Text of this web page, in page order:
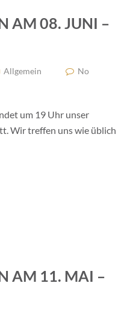
AM 08. JUNI –
Allgemein
No
um 19 Uhr unser
Wir treffen uns wie üblich
AM 11. MAI –